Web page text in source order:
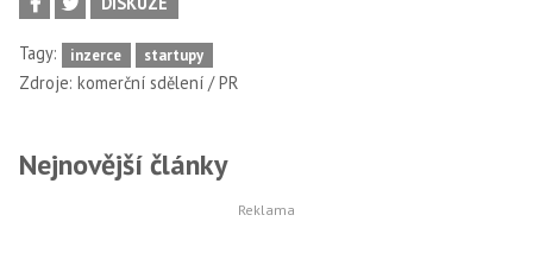
Tagy: inzerce startupy
Zdroje: komerční sdělení / PR
Nejnovější články